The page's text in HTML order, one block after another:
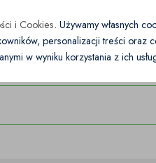
i Cookies. Używamy własnych
personalizacji treści
w wyniku korzystania z ich